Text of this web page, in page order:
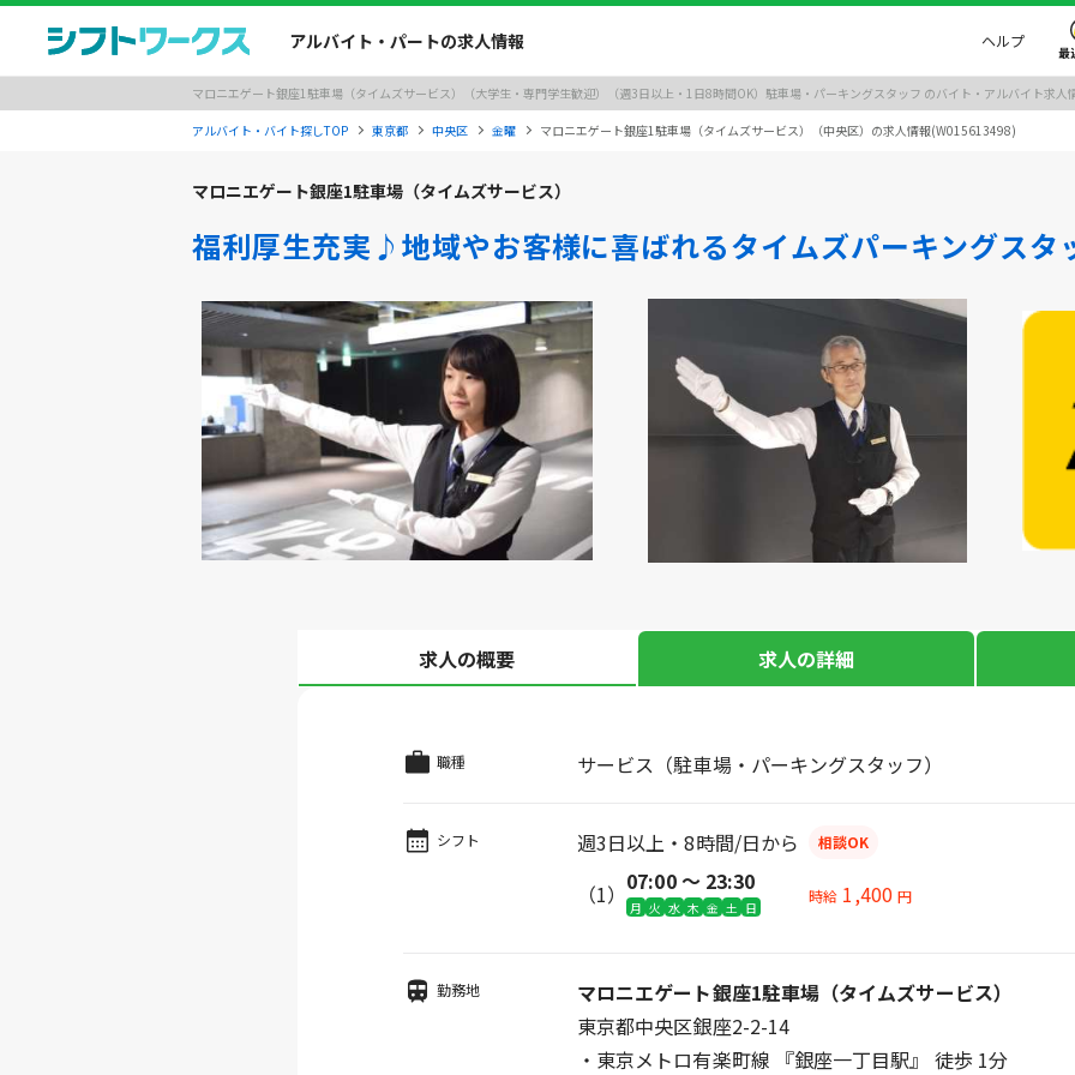
アルバイト・パートの求人情報 ヘルプ
最
マロニエゲート銀座1駐車場（タイムズサービス）（大学生・専門学生歓迎）（週3日以上・1日8時間OK）駐車場・パーキングスタッフ のバイト・アルバイト求
アルバイト・バイト探しTOP 東京都 中央区 金曜 マロニエゲート銀座1駐車場（タイムズサービス）（中央区）の求人情報(W015613498)
マロニエゲート銀座1駐車場（タイムズサービス）
福利厚生充実♪地域やお客様に喜ばれるタイムズパーキングス
求人の概要 求人の詳細
職種 サービス（駐車場・パーキングスタッフ）
シフト 週3日以上・8時間/日から 相談OK
（1）07:00 〜 23:30
月 火 水 木 金 土 日
時給 1,400 円
勤務地
マロニエゲート銀座1駐車場（タイムズサービス）
東京都中央区銀座2-2-14
・東京メトロ有楽町線 『銀座一丁目駅』 徒歩 1分